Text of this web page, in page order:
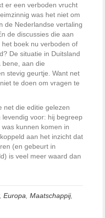
er een verboden vrucht
was het niet om
de Nederlandse vertaling
de discussies die aan
boek nu verboden of
De situatie in Duitsland
bene, aan die
stevig geurtje. Want net
te doen om vragen te
net die editie gelezen
voor: hij begreep
kunnen komen in
aan het inzicht dat
(en gebeurt in
is veel meer waard dan
Europa Maatschappij,